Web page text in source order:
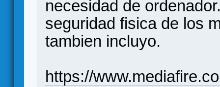
necesidad de
seguridad fisica de los
tambien incluyo.
https://